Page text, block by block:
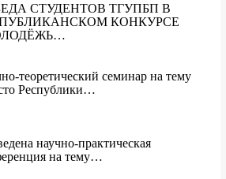
СТУДЕНТОВ ТГУПБП В
КОНКУРСЕ
теоретический семинар на тему
Республики…
научно-практическая
на тему…